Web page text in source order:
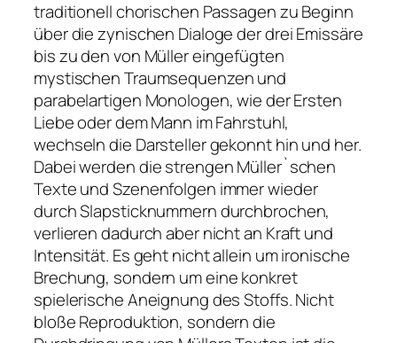
traditionell chorischen Passagen zu Beginn
über die zynischen Dialoge der drei Emissäre
bis zu den von Müller eingefügten
mystischen Traumsequenzen und
parabelartigen Monologen, wie der Ersten
Liebe oder dem Mann im Fahrstuhl,
wechseln die Darsteller gekonnt hin und her.
Dabei werden die strengen Müller`schen
Texte und Szenenfolgen immer wieder
durch Slapsticknummern durchbrochen,
verlieren dadurch aber nicht an Kraft und
Intensität. Es geht nicht allein um ironische
Brechung, sondern um eine konkret
spielerische Aneignung des Stoffs. Nicht
bloße Reproduktion, sondern die